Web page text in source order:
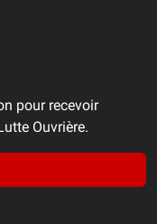
pour recevoir
Ouvrière.